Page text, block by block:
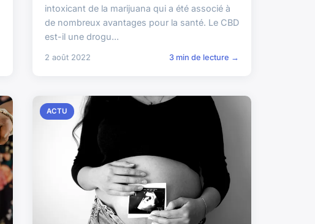
intoxicant de la marijuana qui a été associé à
de nombreux avantages pour la santé. Le CBD
est-il une drogu...
2 août 2022 3 min de lecture →
ACTU